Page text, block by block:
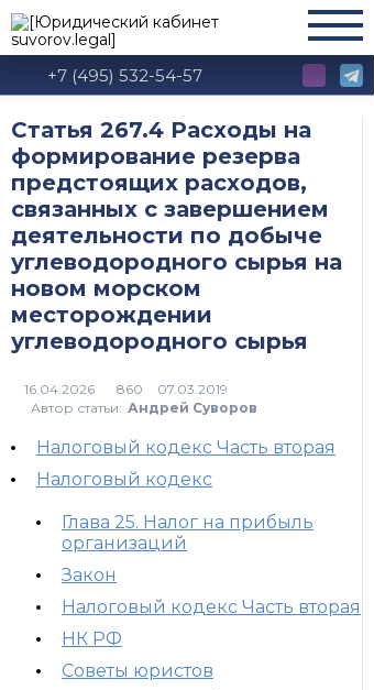
+7 (495) 532-54-57
Статья 267.4 Расходы на
формирование резерва
предстоящих расходов,
связанных с завершением
деятельности по добыче
углеводородного сырья на
новом морском
месторождении
углеводородного сырья
860
Автор статьи: Андрей Суворов
Налоговый кодекс Часть вторая
Налоговый кодекс
Глава 25. Налог на прибыль
организаций
Закон
Налоговый кодекс Часть вторая
НК РФ
Советы юристов